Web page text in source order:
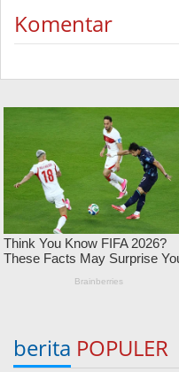
Komentar
berita POPULER